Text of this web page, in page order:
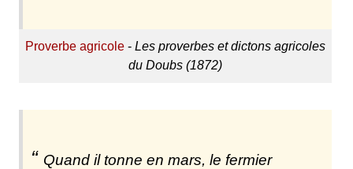
Proverbe agricole- Les proverbes et dictons agricoles
du Doubs (1872)
Quand il tonne en mars, le fermier